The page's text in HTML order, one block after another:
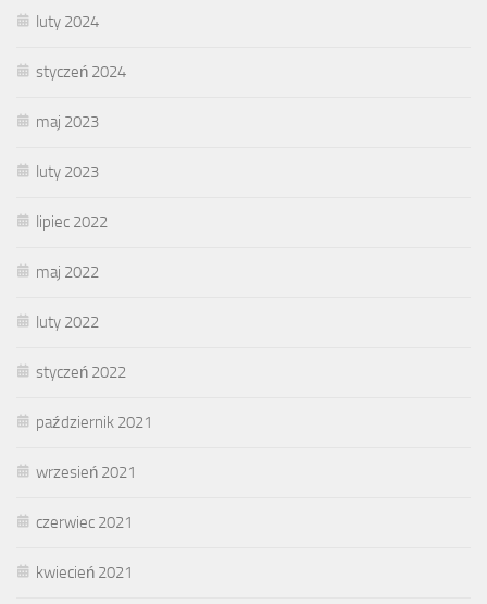
luty 2024
styczeń 2024
maj 2023
luty 2023
lipiec 2022
maj 2022
luty 2022
styczeń 2022
październik 2021
wrzesień 2021
czerwiec 2021
kwiecień 2021